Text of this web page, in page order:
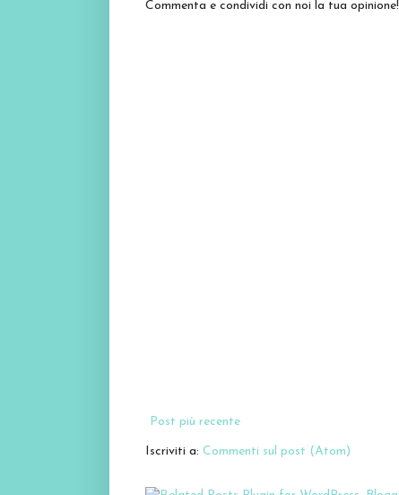
Commenta e condividi con noi la tua opinione!
Post più recente
Iscriviti a: Commenti sul post (Atom)